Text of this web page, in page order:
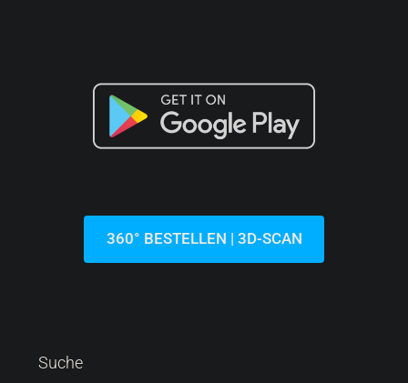
360° BESTELLEN | 3D-SCAN
Suche